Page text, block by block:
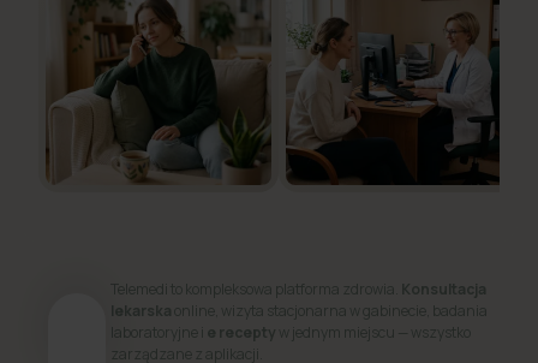
Telemedi to kompleksowa platforma zdrowia. Konsultacja
lekarskaonline, wizyta stacjonarna w gabinecie, badania
laboratoryjne i e recepty w jednym miejscu — wszystko
zarządzane z aplikacji.